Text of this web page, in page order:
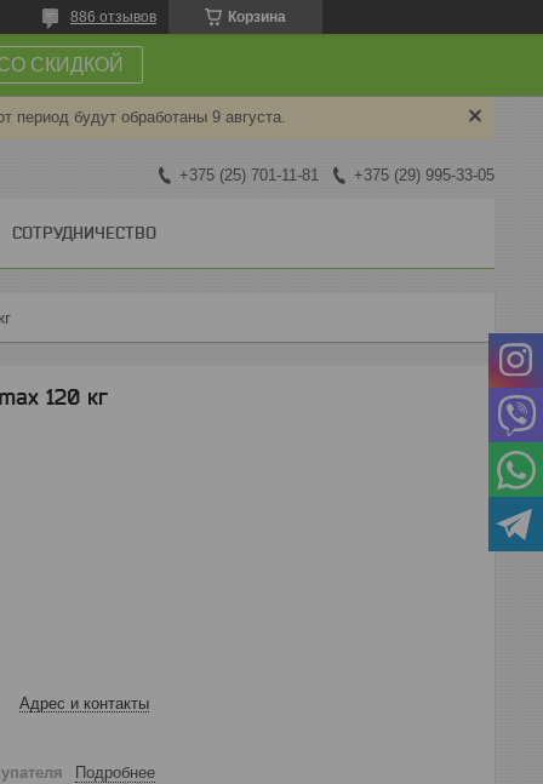
Корзина
886 отзывов
СКИДКОЙ
период будут обработаны 9 августа.
+375 (25) 701-11-81 +375 (29) 995-33-05
СОТРУДНИЧЕСТВО
120 кг
Адрес и контакты
Подробнее